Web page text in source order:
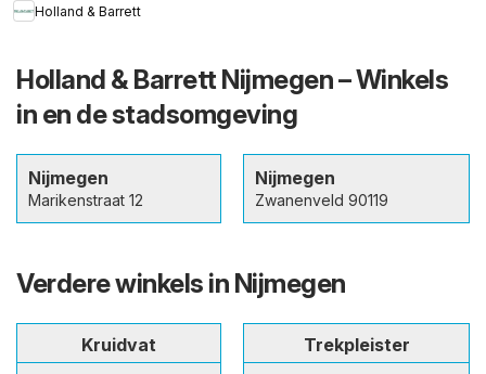
Holland & Barrett
Holland & Barrett Nijmegen – Winkels
in en de stadsomgeving
Nijmegen
Marikenstraat 12
Nijmegen
Zwanenveld 90119
Verdere winkels in Nijmegen
Kruidvat
Trekpleister